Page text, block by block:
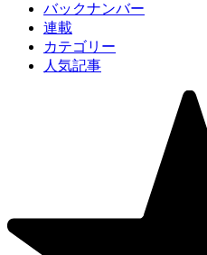
バックナンバー
連載
カテゴリー
人気記事